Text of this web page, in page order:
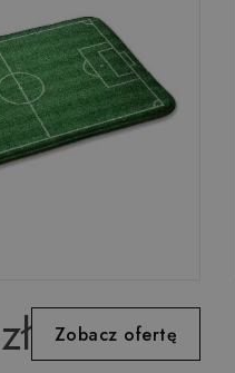
Zobacz ofertę